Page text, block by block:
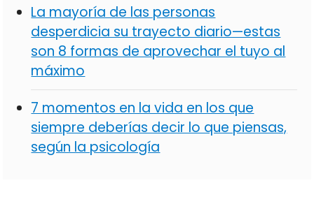
La mayoría de las personas
desperdicia su trayecto diario—estas
son 8 formas de aprovechar el tuyo al
máximo
7 momentos en la vida en los que
siempre deberías decir lo que piensas,
según la psicología